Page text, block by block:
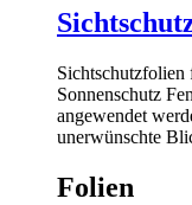
Sichtschutzfolien
Sonnenschutz
angewendet
unerwünschte
Folien